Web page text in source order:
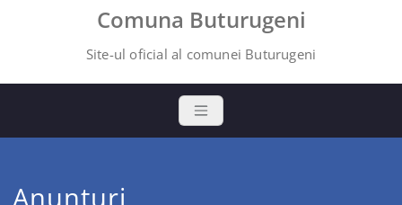
Comuna Buturugeni
Site-ul oficial al comunei Buturugeni
Anunturi